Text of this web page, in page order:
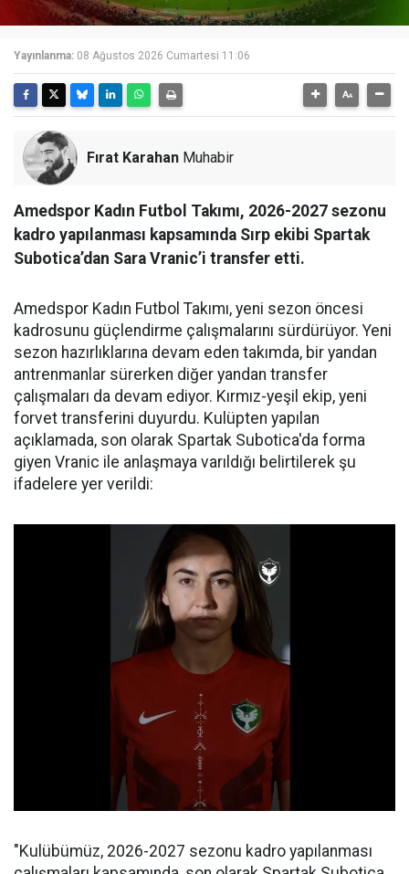
Yayınlanma: 08 Ağustos 2026 Cumartesi 11:06
Fırat Karahan Muhabir
Amedspor Kadın Futbol Takımı, 2026-2027 sezonu
kadro yapılanması kapsamında Sırp ekibi Spartak
Subotica’dan Sara Vranic’i transfer etti.
Amedspor Kadın Futbol Takımı, yeni sezon öncesi
kadrosunu güçlendirme çalışmalarını sürdürüyor. Yeni
sezon hazırlıklarına devam eden takımda, bir yandan
antrenmanlar sürerken diğer yandan transfer
çalışmaları da devam ediyor. Kırmız-yeşil ekip, yeni
forvet transferini duyurdu. Kulüpten yapılan
açıklamada, son olarak Spartak Subotica'da forma
giyen Vranic ile anlaşmaya varıldığı belirtilerek şu
ifadelere yer verildi:
"Kulübümüz, 2026-2027 sezonu kadro yapılanması